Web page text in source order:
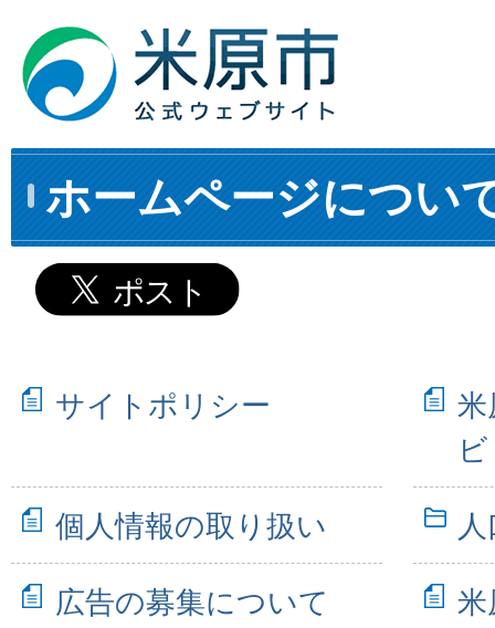
ホームページについ
サイトポリシー
米
個人情報の取り扱い
広告の募集について
米